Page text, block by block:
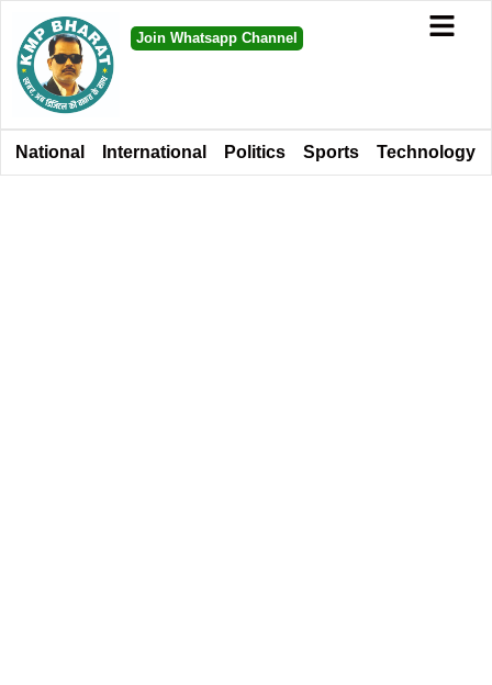
Join Whatsapp Channel
National International Politics Sports Technology